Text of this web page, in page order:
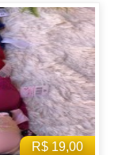
R$ 19,00